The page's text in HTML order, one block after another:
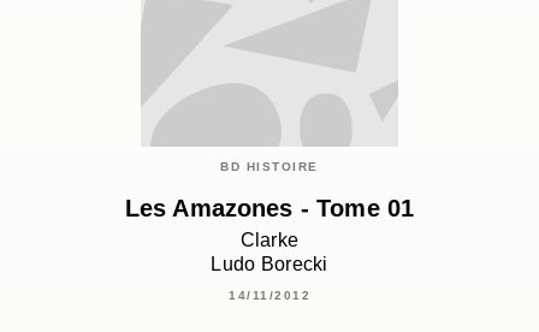
BD HISTOIRE
Les Amazones - Tome 01
Clarke
Ludo Borecki
14/11/2012